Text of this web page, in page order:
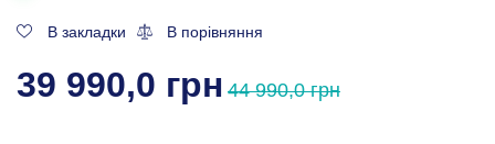
В закладки В порівняння
39 990,0 грн 44 990,0 грн